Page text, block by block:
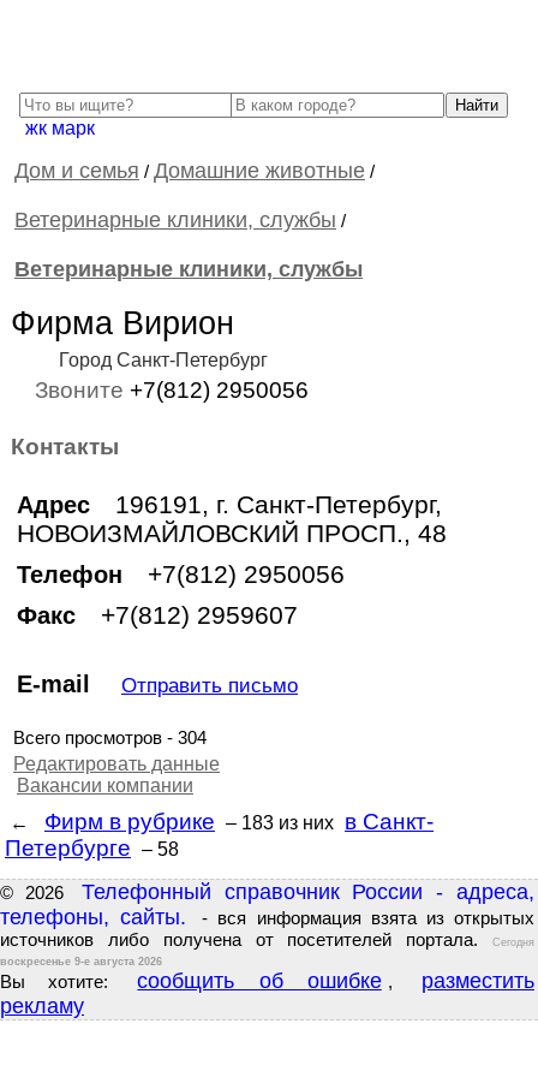
жк марк
Дом и семья / Домашние животные /
Ветеринарные клиники, службы /
Ветеринарные клиники, службы
Фирма Вирион
Город Санкт-Петербург
Звоните +7(812) 2950056
Контакты
Адрес
196191, г. Санкт-Петербург,
НОВОИЗМАЙЛОВСКИЙ ПРОСП., 48
Телефон +7(812) 2950056
Факс +7(812) 2959607
E-mail Отправить письмо
Всего просмотров - 304
Редактировать данные
Вакансии компании
←
Фирм в рубрике – 183 из них в Санкт-
Петербурге – 58
© 2026
Телефонный справочник России - адреса,
телефоны, сайты.
- вся информация взята из открытых
источников либо получена от посетителей портала.
Сегодня
воскресенье 9-е августа 2026
Вы хотите: сообщить об ошибке ,
разместить
рекламу